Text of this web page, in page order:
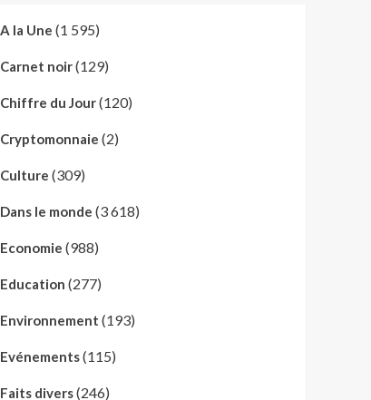
A la Une (1 595)
Carnet noir(129)
Chiffre du Jour(120)
Cryptomonnaie (2)
Culture (309)
Dans le monde (3 618)
Economie (988)
Education (277)
Environnement (193)
Evénements(115)
Faits divers(246)